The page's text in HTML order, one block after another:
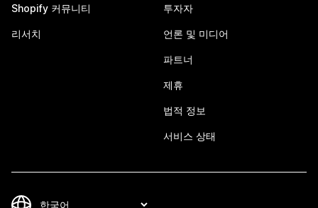
Shopify 커뮤니티
리서치
투자자
언론 및 미디어
파트너
제휴
법적 정보
서비스 상태